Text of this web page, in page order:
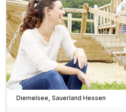
inkl. Außen-Sauna mit Blick auf
inkl. Indoorspielhalle „Sharkie
Viele Termine frei
Diemelsee, Sauerland Hessen